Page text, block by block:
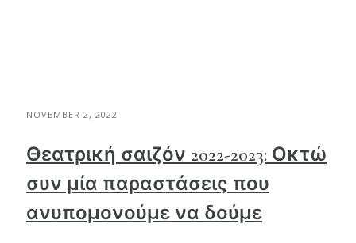
NOVEMBER 2, 2022
Θεατρική σαιζόν 2022-2023: Οκτώ
συν μία παραστάσεις που
ανυπομονούμε να δούμε